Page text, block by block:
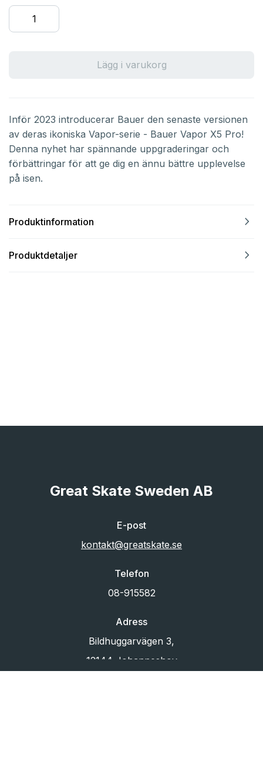
Lägg i varukorg
Inför 2023 introducerar Bauer den senaste versionen
av deras ikoniska Vapor-serie - Bauer Vapor X5 Pro!
Denna nyhet har spännande uppgraderingar och
förbättringar för att ge dig en ännu bättre upplevelse
på isen.
Produktinformation navigate_next
Produktdetaljer navigate_next
Great Skate Sweden AB
E-post
kontakt@greatskate.se
Telefon
08-915582
Adress
Bildhuggarvägen 3,
12144 Johanneshov